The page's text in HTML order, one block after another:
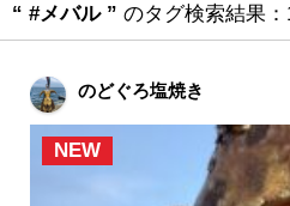
“ #メバル ” のタグ検索結果：
のどぐろ塩焼き
NEW